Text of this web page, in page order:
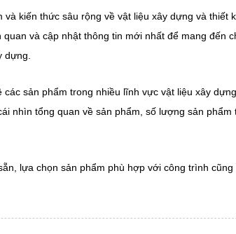
10 năm gần đây. Dưới đây là một số
loại bỏ những chi tiết thừa và tập trung
hợp với những người thích sự tối giản,
kế này thường sẽ là xây dựng nhà ở kết
lành. Mẫu này sẽ phù hợp với những
kiến thức sâu rộng về vật liệu xây dựng và thiết
và cập nhật thông tin mới nhất để mang đến
dựng.
sản phẩm trong nhiều lĩnh vực vật liệu xây
nhìn tổng quan về sản phẩm, số lượng sản phẩm
lựa chọn sản phẩm phù hợp với công trình